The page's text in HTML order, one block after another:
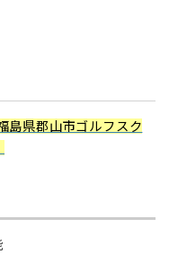
島県郡山市ゴルフスク